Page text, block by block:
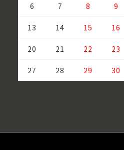
6 7 8 9
13 14 15 16
20 21 22 23
27 28 29 30